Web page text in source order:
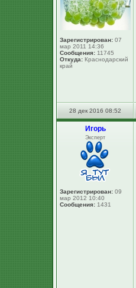
Зарегистрирован: 07
мар 2011 14:36
Сообщения: 11745
Откуда: Краснодарский
край
28 дек 2016 08:52
Игорь
Эксперт
Зарегистрирован: 09
мар 2012 10:40
Сообщения: 1431